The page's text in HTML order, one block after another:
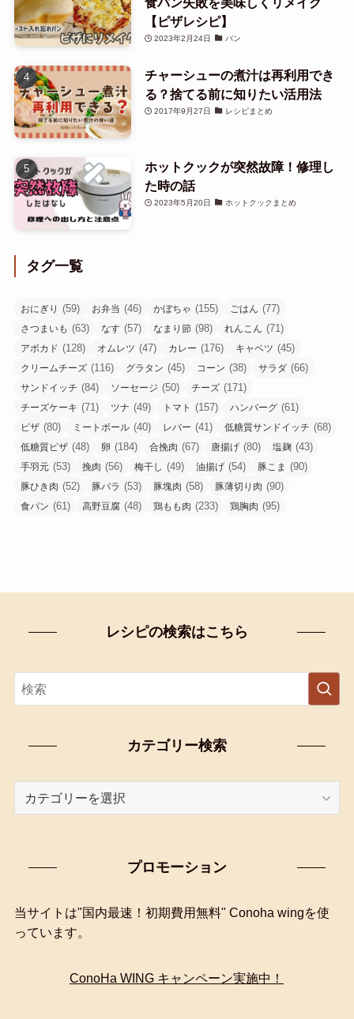
【ピザレシピ】
2023年2月24日 パン
チャーシューの煮汁は再利用でき
る？捨てる前に知りたい活用法
2017年9月27日 レシピまとめ
ホットクックが突然故障！修理し
た時の話
2023年5月20日 ホットクックまとめ
タグ一覧
おにぎり (59) お弁当 (46) かぼちゃ (155) ごはん (77)
さつまいも (63) なす (57) なまり節 (98) れんこん (71)
アボカド (128) オムレツ (47) カレー (176) キャベツ (45)
クリームチーズ (116) グラタン (45) コーン (38) サラダ (66)
サンドイッチ (84) ソーセージ (50) チーズ (171)
チーズケーキ (71) ツナ (49) トマト (157) ハンバーグ (61)
ピザ (80) ミートボール (40) レバー (41) 低糖質サンドイッチ (68)
低糖質ピザ (48) 卵 (184) 合挽肉 (67) 唐揚げ (80) 塩麹 (43)
手羽元 (53) 挽肉 (56) 梅干し (49) 油揚げ (54) 豚こま (90)
豚ひき肉 (52) 豚バラ (53) 豚塊肉 (58) 豚薄切り肉 (90)
食パン (61) 高野豆腐 (48) 鶏もも肉 (233) 鶏胸肉 (95)
レシピの検索はこちら
カテゴリー検索
索
プロモーション
当サイトは"国内最速！初期費用無料" Conoha wingを使
っています。
ConoHa WING キャンペーン実施中！